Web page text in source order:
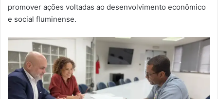
promover ações voltadas ao desenvolvimento econômico
e social fluminense.